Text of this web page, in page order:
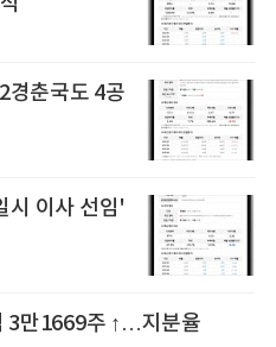
경춘국도 4공
시 이사 선임'
주 ↑…지분율